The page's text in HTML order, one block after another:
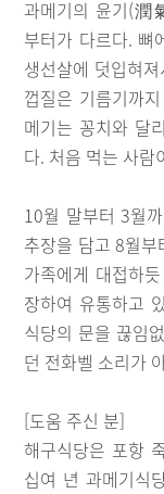
과메기의 윤기(潤
부터가 다르다.
생선살에 덧입혀
껍질은 기름기까
메기는 꽁치와 달
다. 처음 먹는 사람
10월 말부터 3월
추장을 담고 8월
가족에게 대접하
장하여 유통하고
식당의 문을 끊임
던 전화벨 소리가
[도움 주신 분]
해구식당은 포항
십여 년 과메기식